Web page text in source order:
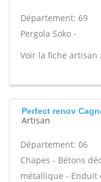
Département: 69
Pergola Soko -
Voir la fiche artisan :
Perfect renov
Artisan
Département: 06
Chapes - Bétons
métallique - Enduit